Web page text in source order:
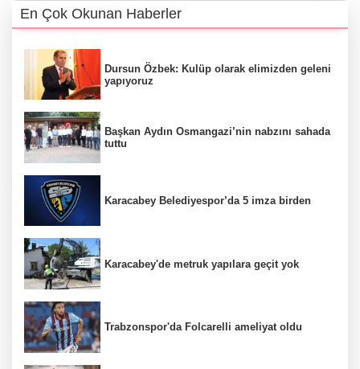
En Çok Okunan Haberler
Dursun Özbek: Kulüp olarak elimizden geleni
yapıyoruz
Başkan Aydın Osmangazi’nin nabzını sahada
tuttu
Karacabey Belediyespor’da 5 imza birden
Karacabey'de metruk yapılara geçit yok
Trabzonspor'da Folcarelli ameliyat oldu